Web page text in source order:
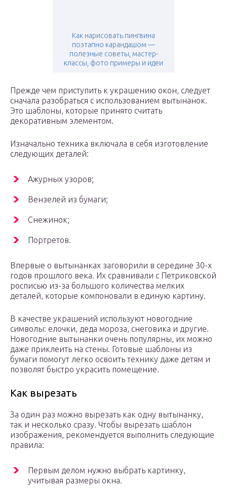
Как нарисовать пингвина
поэтапно карандашом —
полезные советы, мастер-
классы, фото примеры и идеи
Прежде чем приступить к украшению окон, следует
сначала разобраться с использованием вытынанок.
Это шаблоны, которые принято считать
декоративным элементом.
Изначально техника включала в себя изготовление
следующих деталей:
Ажурных узоров;
Вензелей из бумаги;
Снежинок;
Портретов.
Впервые о вытынанках заговорили в середине 30-х
годов прошлого века. Их сравнивали с Петриковской
росписью из-за большого количества мелких
деталей, которые компоновали в единую картину.
В качестве украшений используют новогодние
символы: елочки, деда мороза, снеговика и другие.
Новогодние вытынанки очень популярны, их можно
даже приклеить на стены. Готовые шаблоны из
бумаги помогут легко освоить технику даже детям и
позволят быстро украсить помещение.
Как вырезать
За один раз можно вырезать как одну вытынанку,
так и несколько сразу. Чтобы вырезать шаблон
изображения, рекомендуется выполнить следующие
правила:
Первым делом нужно выбрать картинку,
учитывая размеры окна.